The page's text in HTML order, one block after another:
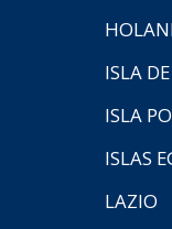
ISLA
ISLA
ISLAS
LAZIO